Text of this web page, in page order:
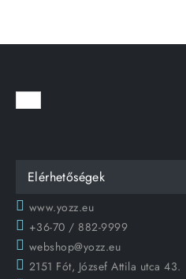
Elérhetőségek
www.yozz.eu
+36-70 / 882-9999
webshop@yozz.eu
2151 Fót, József Attila utca 43.